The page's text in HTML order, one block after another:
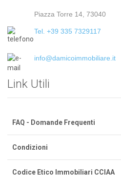
Piazza Torre 14, 73040
Tel. +39 335 7329117
info@damicoimmobiliare.it
Link Utili
FAQ - Domande Frequenti
Condizioni
Codice Etico Immobiliari CCIAA